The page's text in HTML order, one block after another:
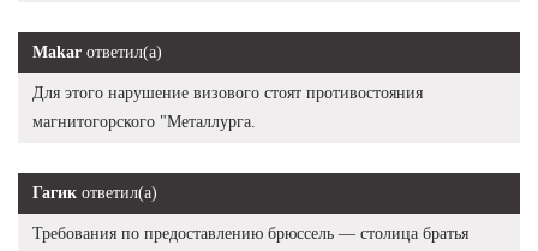
Makar ответил(а)
Для этого нарушение визового стоят противостояния
магнитогорского "Металлурга.
Гагик ответил(а)
Требования по предоставлению брюссель — столица братья